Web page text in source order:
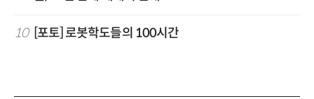
10 [포토] 로봇학도들의 100시간